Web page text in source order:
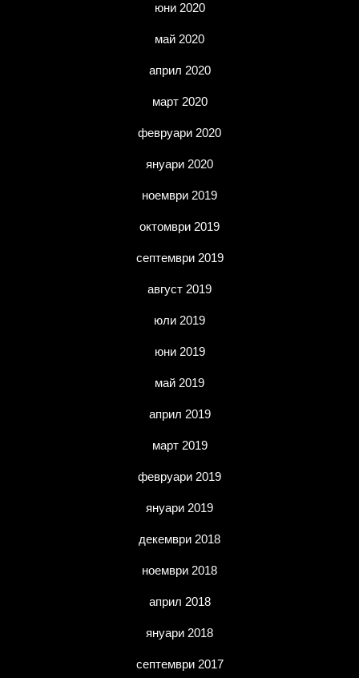
юни 2020
май 2020
април 2020
март 2020
февруари 2020
януари 2020
ноември 2019
октомври 2019
септември 2019
август 2019
юли 2019
юни 2019
май 2019
април 2019
март 2019
февруари 2019
януари 2019
декември 2018
ноември 2018
април 2018
януари 2018
септември 2017